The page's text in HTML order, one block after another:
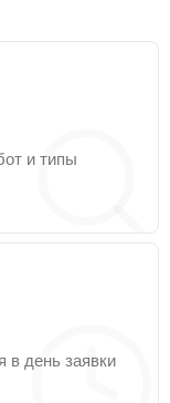
и типы
в день заявки